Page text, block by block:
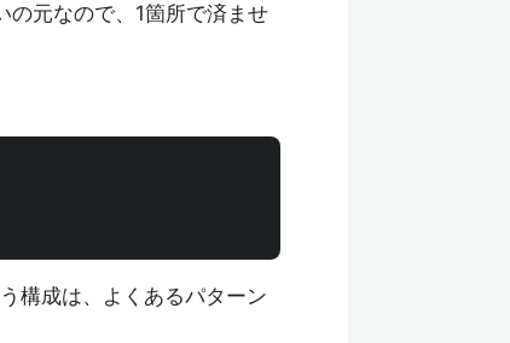
の元なので、1箇所で済ませ
構成は、よくあるパターン